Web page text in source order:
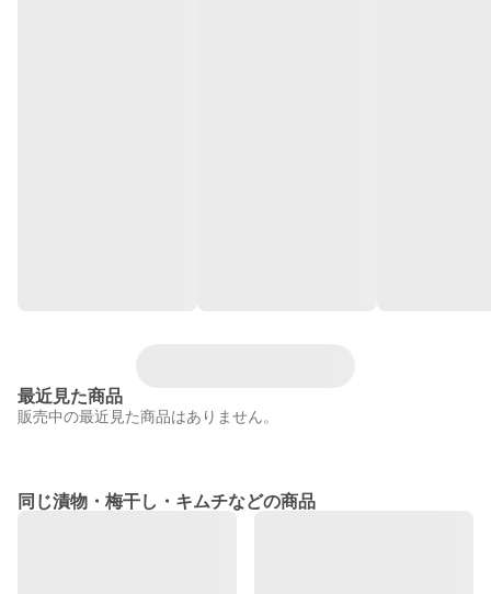
最近見た商品
販売中の最近見た商品はありません。
同じ漬物・梅干し・キムチなどの商品